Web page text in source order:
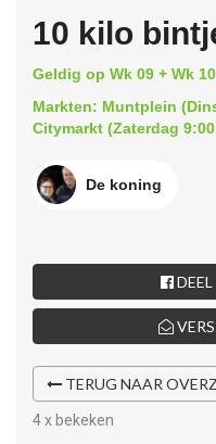
10 kilo
Geldig op Wk 09 + Wk
Markten: Muntplein
Citymarkt (Zaterdag
De koning
TERUG NAAR
4 x bekeken